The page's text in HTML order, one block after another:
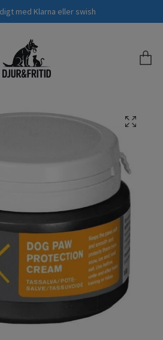
med Klarna eller swish